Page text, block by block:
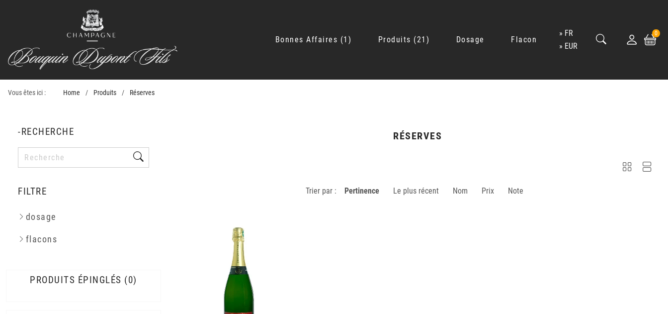
Bonnes Affaires 1 Produits 21 Dosage Flacon
FR
EUR
0
Vous êtes ici : Home Produits Réserves
-RECHERCHE
FILTRE
dosage
flacons
PRODUITS ÉPINGLÉS 0
RÉSERVES
Trier par : Pertinence Le plus récent Nom Prix Note